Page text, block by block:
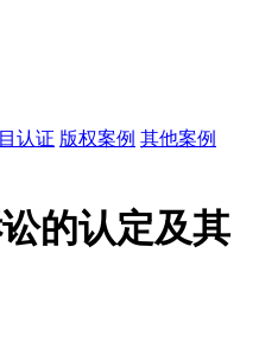
认证 版权案例 其他案例
的认定及其